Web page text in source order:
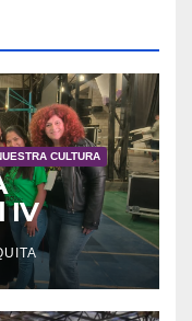
CULTURA
IV
de